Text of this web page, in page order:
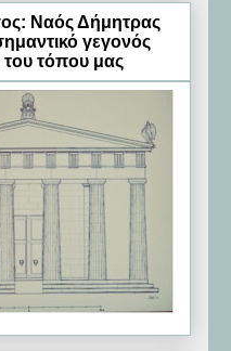
Ναός Δήμητρας
γεγονός
του τόπου μας